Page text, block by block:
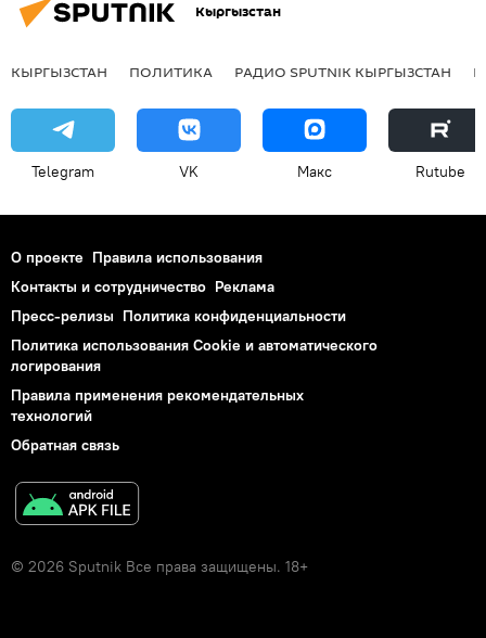
Кыргызстан
КЫРГЫЗСТАН ПОЛИТИКА РАДИО SPUTNIK КЫРГЫЗСТАН
Telegram VK Макс Rutube
О проекте Правила использования
Контакты и сотрудничество Реклама
Пресс-релизы Политика конфиденциальности
Политика использования Cookie и автоматического
логирования
Правила применения рекомендательных
технологий
Обратная связь
© 2026 Sputnik Все права защищены. 18+